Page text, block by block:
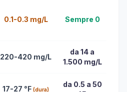
0.1-0.3 mg/L Sempre 0
220-420 mg/L
da 14 a
1.500 mg/L
17-27 °F (dura)
da 0.5 a 50